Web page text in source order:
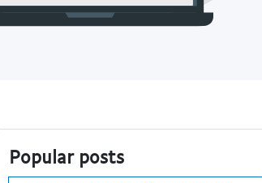
Popular posts